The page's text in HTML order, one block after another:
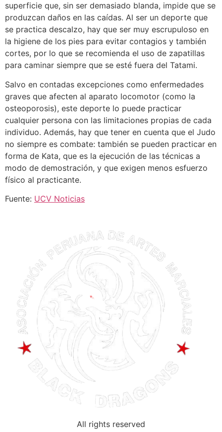
superficie que, sin ser demasiado blanda, impide que se
produzcan daños en las caídas. Al ser un deporte que
se practica descalzo, hay que ser muy escrupuloso en
la higiene de los pies para evitar contagios y también
cortes, por lo que se recomienda el uso de zapatillas
para caminar siempre que se esté fuera del Tatami.
Salvo en contadas excepciones como enfermedades
graves que afecten al aparato locomotor (como la
osteoporosis), este deporte lo puede practicar
cualquier persona con las limitaciones propias de cada
individuo. Además, hay que tener en cuenta que el Judo
no siempre es combate: también se pueden practicar en
forma de Kata, que es la ejecución de las técnicas a
modo de demostración, y que exigen menos esfuerzo
físico al practicante.
Fuente: UCV Noticias
All rights reserved